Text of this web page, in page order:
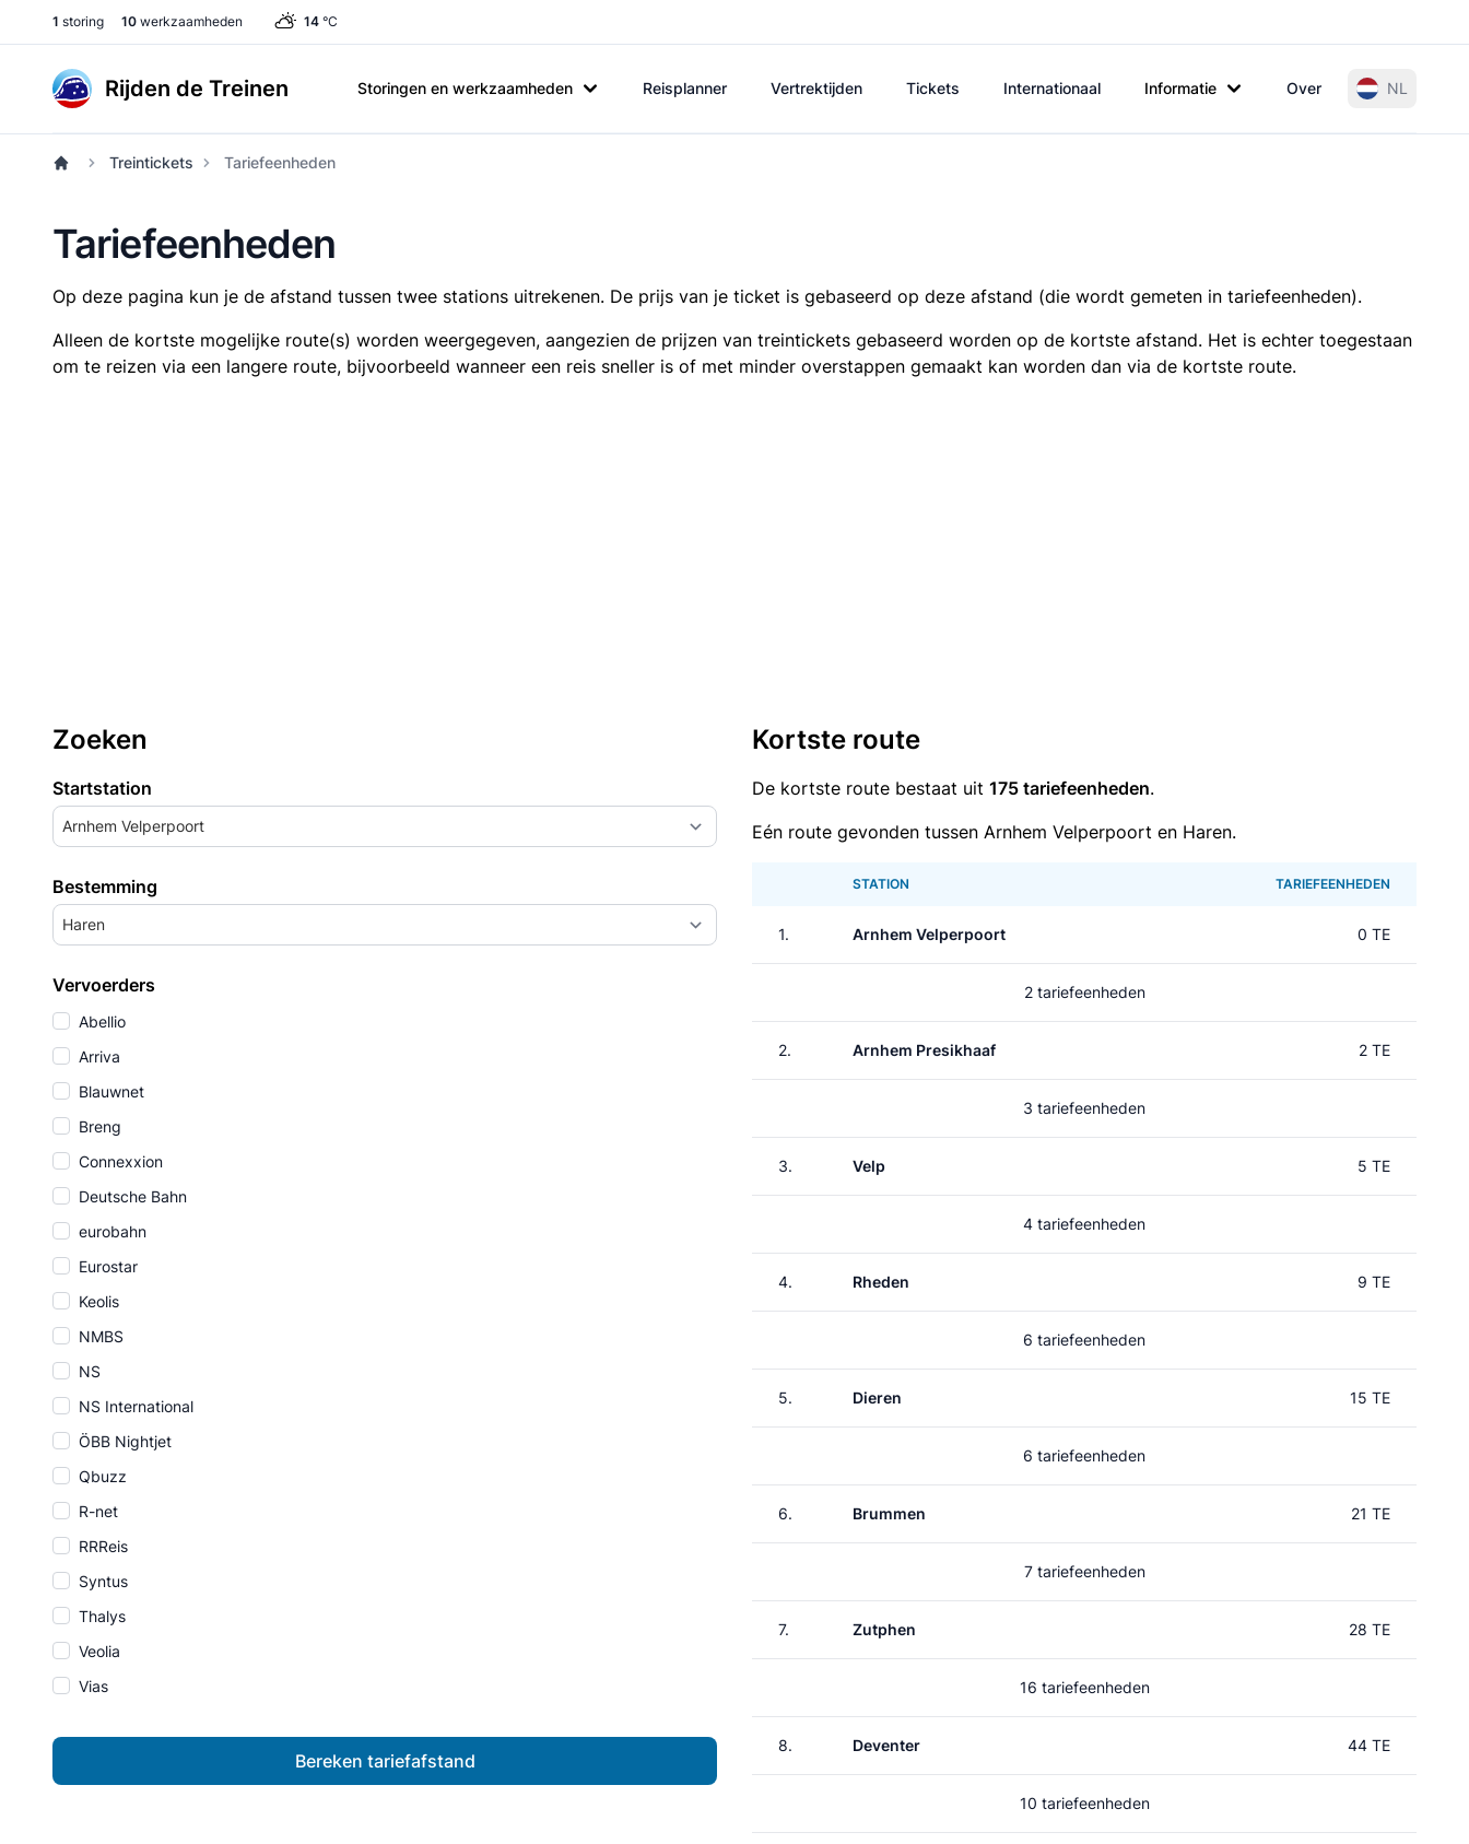
1 storing 10 werkzaamheden 14 °C
Rijden de Treinen Storingen en werkzaamheden Reisplanner Vertrektijden Tickets Internationaal Informatie Over NL
Treintickets Tariefeenheden
Tariefeenheden
Op deze pagina kun je de afstand tussen twee stations uitrekenen. De prijs van je ticket is gebaseerd op deze afstand (die wordt gemeten in tariefeenheden).
Alleen de kortste mogelijke route(s) worden weergegeven, aangezien de prijzen van treintickets gebaseerd worden op de kortste afstand. Het is echter toegestaan
om te reizen via een langere route, bijvoorbeeld wanneer een reis sneller is of met minder overstappen gemaakt kan worden dan via de kortste route.
Zoeken
Startstation
Arnhem Velperpoort
Bestemming
Haren
Vervoerders
Abellio
Arriva
Blauwnet
Breng
Connexxion
Deutsche Bahn
eurobahn
Eurostar
Keolis
NMBS
NS
NS International
ÖBB Nightjet
Qbuzz
R-net
RRReis
Syntus
Thalys
Veolia
Vias
Bereken tariefafstand
Kortste route
De kortste route bestaat uit 175 tariefeenheden.
Eén route gevonden tussen Arnhem Velperpoort en Haren.
STATION TARIEFEENHEDEN
1. Arnhem Velperpoort 0 TE
2 tariefeenheden
2. Arnhem Presikhaaf 2 TE
3 tariefeenheden
3. Velp 5 TE
4 tariefeenheden
4. Rheden 9 TE
6 tariefeenheden
5. Dieren 15 TE
6 tariefeenheden
6. Brummen 21 TE
7 tariefeenheden
7. Zutphen 28 TE
16 tariefeenheden
8. Deventer 44 TE
10 tariefeenheden